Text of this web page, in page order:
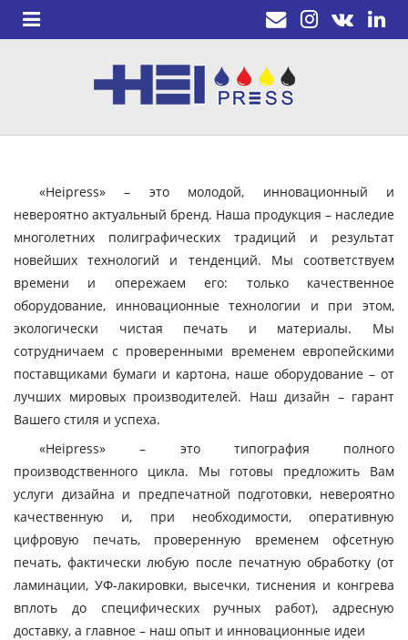
«Heipress» – это молодой, инновационный и
невероятно актуальный бренд. Наша продукция – наследие
многолетних полиграфических традиций и результат
новейших технологий и тенденций. Мы соответствуем
времени и опережаем его: только качественное
оборудование, инновационные технологии и при этом,
экологически чистая печать и материалы. Мы
сотрудничаем с проверенными временем европейскими
поставщиками бумаги и картона, наше оборудование – от
лучших мировых производителей. Наш дизайн – гарант
Вашего стиля и успеха.
«Heipress» – это типография полного
производственного цикла. Мы готовы предложить Вам
услуги дизайна и предпечатной подготовки, невероятно
качественную и, при необходимости, оперативную
цифровую печать, проверенную временем офсетную
печать, фактически любую после печатную обработку (от
ламинации, УФ-лакировки, высечки, тиснения и конгрева
вплоть до специфических ручных работ), адресную
доставку, а главное – наш опыт и инновационные идеи